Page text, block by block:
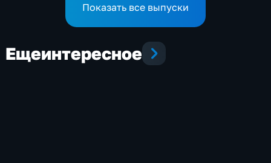
Показать все выпуски
Ещеинтересное